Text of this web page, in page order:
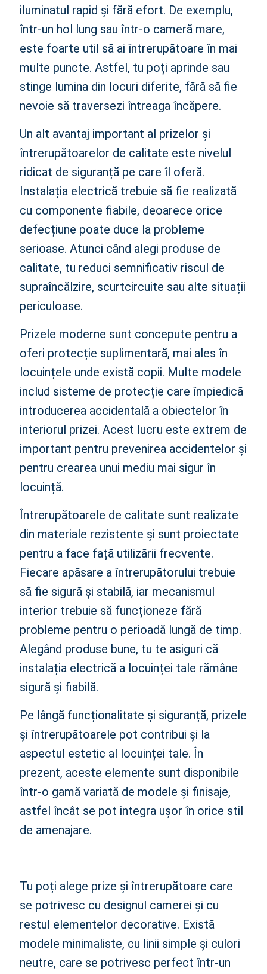
iluminatul rapid și fără efort. De exemplu,
într-un hol lung sau într-o cameră mare,
este foarte util să ai întrerupătoare în mai
multe puncte. Astfel, tu poți aprinde sau
stinge lumina din locuri diferite, fără să fie
nevoie să traversezi întreaga încăpere.
Un alt avantaj important al prizelor și
întrerupătoarelor de calitate este nivelul
ridicat de siguranță pe care îl oferă.
Instalația electrică trebuie să fie realizată
cu componente fiabile, deoarece orice
defecțiune poate duce la probleme
serioase. Atunci când alegi produse de
calitate, tu reduci semnificativ riscul de
supraîncălzire, scurtcircuite sau alte situații
periculoase.
Prizele moderne sunt concepute pentru a
oferi protecție suplimentară, mai ales în
locuințele unde există copii. Multe modele
includ sisteme de protecție care împiedică
introducerea accidentală a obiectelor în
interiorul prizei. Acest lucru este extrem de
important pentru prevenirea accidentelor și
pentru crearea unui mediu mai sigur în
locuință.
Întrerupătoarele de calitate sunt realizate
din materiale rezistente și sunt proiectate
pentru a face față utilizării frecvente.
Fiecare apăsare a întrerupătorului trebuie
să fie sigură și stabilă, iar mecanismul
interior trebuie să funcționeze fără
probleme pentru o perioadă lungă de timp.
Alegând produse bune, tu te asiguri că
instalația electrică a locuinței tale rămâne
sigură și fiabilă.
Pe lângă funcționalitate și siguranță, prizele
și întrerupătoarele pot contribui și la
aspectul estetic al locuinței tale. În
prezent, aceste elemente sunt disponibile
într-o gamă variată de modele și finisaje,
astfel încât se pot integra ușor în orice stil
de amenajare.
Tu poți alege prize și întrerupătoare care
se potrivesc cu designul camerei și cu
restul elementelor decorative. Există
modele minimaliste, cu linii simple și culori
neutre, care se potrivesc perfect într-un